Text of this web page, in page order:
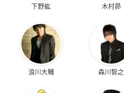
下野紘 木村昴
浪川大輔 森川智之